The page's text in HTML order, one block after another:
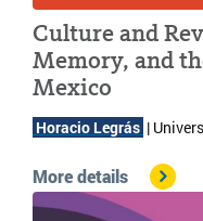
Culture and
Memory, and
Mexico
Horacio Legrás |
More details